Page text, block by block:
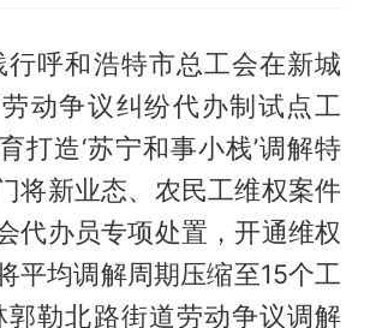
行呼和浩特市总工会在新城
动争议纠纷代办制试点工
打造‘苏宁和事小栈’调解特
将新业态、农民工维权案件
代办员专项处置，开通维权
平均调解周期压缩至15个工
郭勒北路街道劳动争议调解